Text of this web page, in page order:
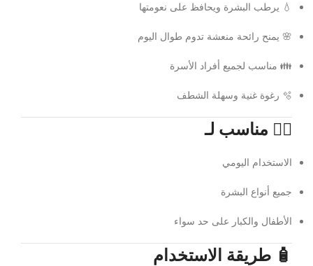
💧 يرطب البشرة ويحافظ على نعومتها
🌸 يمنح رائحة منعشة تدوم طوال اليوم
👪 مناسب لجميع أفراد الأسرة
🫧 رغوة غنية وسهلة الشطف
💆‍♀️ مناسب لـ
الاستخدام اليومي
جميع أنواع البشرة
الأطفال والكبار على حد سواء
🧴 طريقة الاستخدام